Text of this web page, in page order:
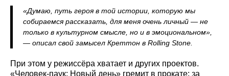
«Думаю, путь героя в той истории, которую мы
собираемся рассказать, для меня очень личный — не
только в культурном смысле, но и в эмоциональном»,
— описал свой замысел Креттон в Rolling Stone.
При этом у режиссёра хватает и других проектов.
«Человек-паук: Новый день» гремит в прокате: за